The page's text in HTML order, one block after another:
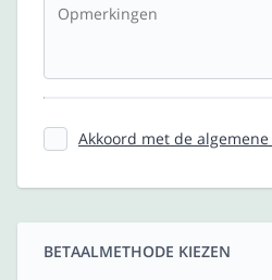
Akkoord met de
BETAALMETHODE KIEZEN